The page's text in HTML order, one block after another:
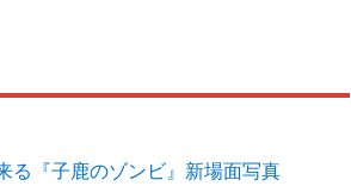
る『子鹿のゾンビ』新場面写真